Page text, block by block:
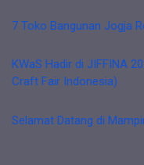
7 Toko Bangunan Jogja
KWaS Hadir di JIFFINA
Craft Fair Indonesia)
Selamat Datang di